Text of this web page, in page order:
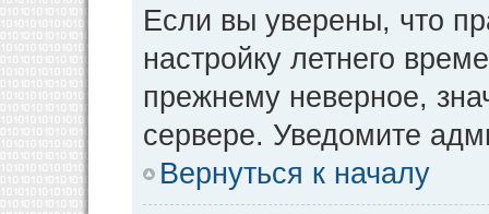
Если вы уверены, что
настройку летнего
прежнему неверное,
сервере. Уведомите
Вернуться к началу